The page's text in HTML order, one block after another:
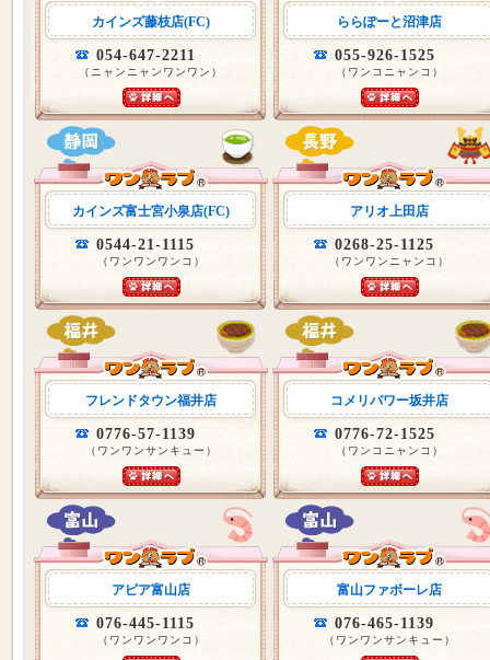
カインズ藤枝店(FC)
054-647-2211
（ニャンニャンワンワン）
ららぽーと沼津店
055-926-1525
（ワンコニャンコ）
カインズ富士宮小泉店(FC)
0544-21-1115
（ワンワンワンコ）
アリオ上田店
0268-25-1125
（ワンワンニャンコ）
フレンドタウン福井店
0776-57-1139
（ワンワンサンキュー）
コメリパワー坂井店
0776-72-1525
（ワンコニャンコ）
アピア富山店
076-445-1115
（ワンワンワンコ）
富山ファボーレ店
076-465-1139
（ワンワンサンキュー）